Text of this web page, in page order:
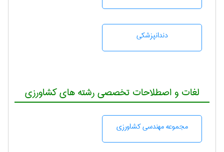
دندانپزشكی
لغات و اصطلاحات تخصصی رشته های کشاورزی
مجموعه مهندسی كشاورزی